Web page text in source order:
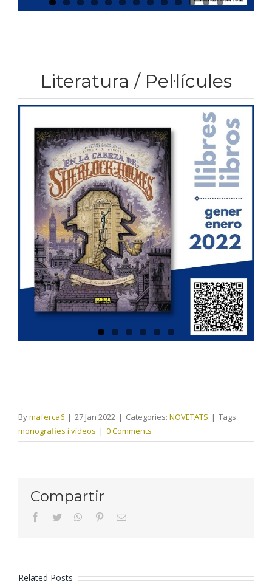
Literatura / Pel·lícules
Bymaferca6 | 27 Jan 2022 | Categories: NOVETATS | Tags:
monografies i vídeos | 0 Comments
Compartir
facebooktwitter whatsapppinterestEmail
Related Posts